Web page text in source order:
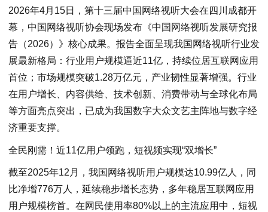
2026年4月15日，第十三届中国网络视听大会在四川成都开
幕，中国网络视听协会现场发布《中国网络视听发展研究报
告（2026）》核心成果。报告全面呈现我国网络视听行业发
展最新格局：行业用户规模逼近11亿，持续位居互联网应用
首位；市场规模突破1.28万亿元，产业韧性显著增强。行业
在用户增长、内容供给、技术创新、消费带动与全球化布局
等方面亮点突出，已成为我国数字大众文艺主阵地与数字经
济重要支撑。
全民刚需！近11亿用户领跑，短视频实现“双增长”
截至2025年12月，我国网络视听用户规模达10.99亿人，同
比净增776万人，延续稳步增长态势，多年稳居互联网应用
用户规模榜首。在网民使用率80%以上的主流应用中，短视